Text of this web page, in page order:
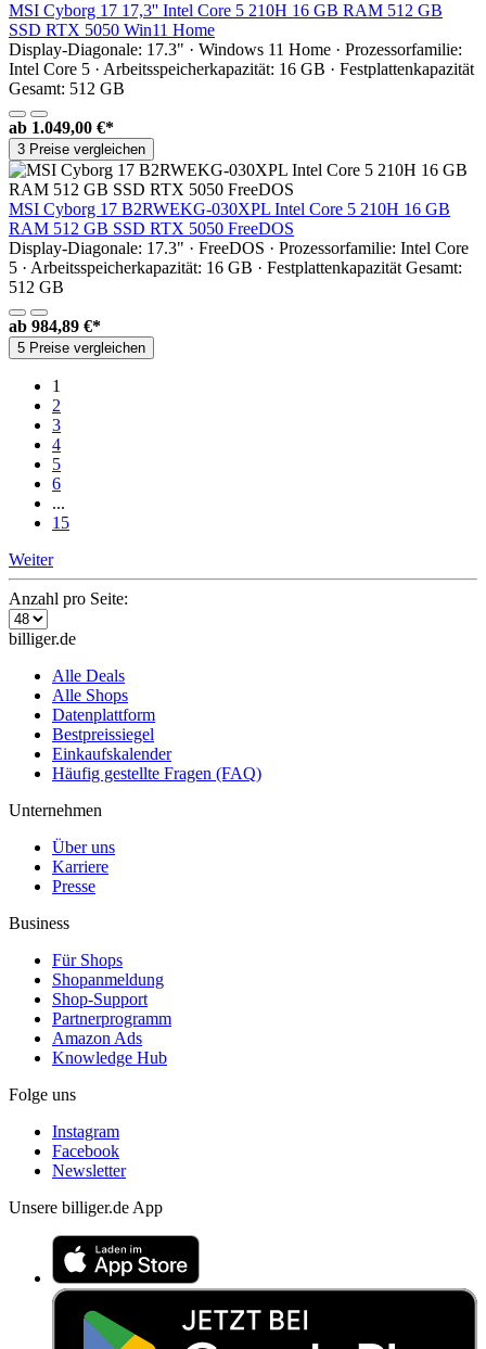
MSI Cyborg 17 17,3'' Intel Core 5 210H 16 GB RAM 512 GB
SSD RTX 5050 Win11 Home
Display-Diagonale: 17.3" · Windows 11 Home · Prozessorfamilie:
Intel Core 5 · Arbeitsspeicherkapazität: 16 GB · Festplattenkapazität
Gesamt: 512 GB
ab 1.049,00 €*
3 Preise vergleichen
MSI Cyborg 17 B2RWEKG-030XPL Intel Core 5 210H 16 GB
RAM 512 GB SSD RTX 5050 FreeDOS
Display-Diagonale: 17.3" · FreeDOS · Prozessorfamilie: Intel Core
5 · Arbeitsspeicherkapazität: 16 GB · Festplattenkapazität Gesamt:
512 GB
ab 984,89 €*
5 Preise vergleichen
1
2
3
4
5
6
...
15
Weiter
Anzahl pro Seite:
billiger.de
Alle Deals
Alle Shops
Datenplattform
Bestpreissiegel
Einkaufskalender
Häufig gestellte Fragen (FAQ)
Unternehmen
Über uns
Karriere
Presse
Business
Für Shops
Shopanmeldung
Shop-Support
Partnerprogramm
Amazon Ads
Knowledge Hub
Folge uns
Instagram
Facebook
Newsletter
Unsere billiger.de App